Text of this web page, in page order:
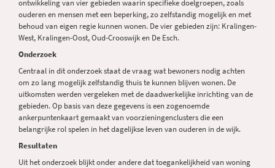
ontwikkeling van vier gebieden waarin specifieke doelgroepen, zoals
ouderen en mensen met een beperking, zo zelfstandig mogelijk en met
behoud van eigen regie kunnen wonen. De vier gebieden zijn: Kralingen-
West, Kralingen-Oost, Oud-Crooswijk en De Esch.
Onderzoek
Centraal in dit onderzoek staat de vraag wat bewoners nodig achten
om zo lang mogelijk zelfstandig thuis te kunnen blijven wonen. De
uitkomsten werden vergeleken met de daadwerkelijke inrichting van de
gebieden. Op basis van deze gegevens is een zogenoemde
ankerpuntenkaart gemaakt van voorzieningenclusters die een
belangrijke rol spelen in het dagelijkse leven van ouderen in de wijk.
Resultaten
Uit het onderzoek blijkt onder andere dat toegankelijkheid van woning